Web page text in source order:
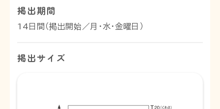
掲出期間
14日間（掲出開始／月・水・金曜日）
掲出サイズ